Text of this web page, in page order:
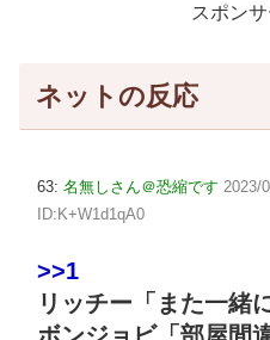
スポン
ネットの反応
63: 名無しさん＠恐縮です 2023/
ID:K+W1d1qA0
>>1
リッチー「また一緒